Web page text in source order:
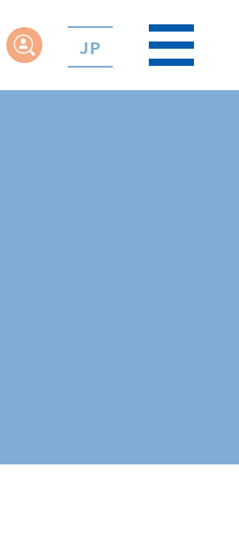
JP